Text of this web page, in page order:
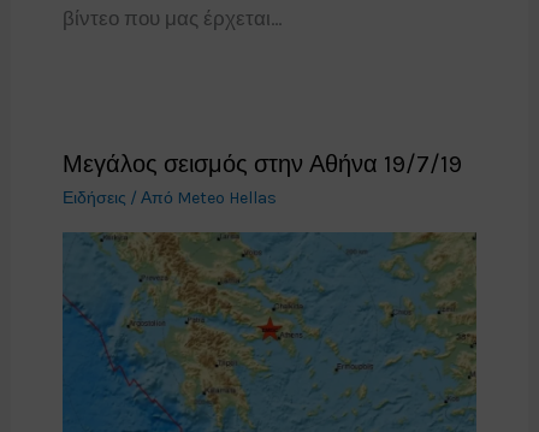
βίντεο που μας έρχεται…
Μεγάλος σεισμός στην Αθήνα 19/7/19
Ειδήσεις / Από Meteo Hellas